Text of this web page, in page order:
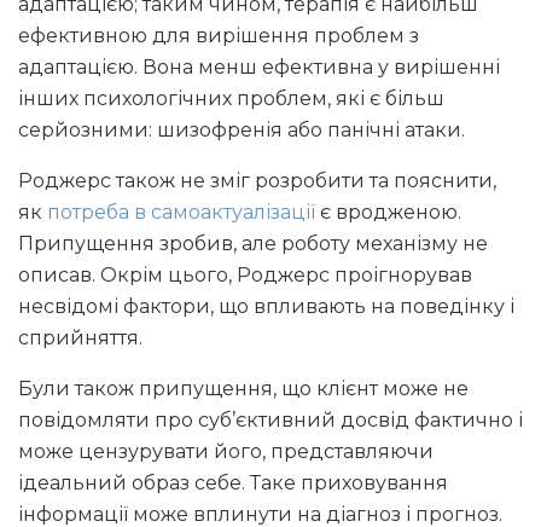
ефективною для вирішення проблем з
адаптацією. Вона менш ефективна у вирішенні
інших психологічних проблем, які є більш
серйозними: шизофренія або панічні атаки.
Роджерс також не зміг розробити та пояснити,
як потреба в самоактуалізації є вродженою.
Припущення зробив, але роботу механізму не
описав. Окрім цього, Роджерс проігнорував
несвідомі фактори, що впливають на поведінку і
сприйняття.
Були також припущення, що клієнт може не
повідомляти про суб’єктивний досвід фактично і
може цензурувати його, представляючи
ідеальний образ себе. Таке приховування
інформації може вплинути на діагноз і прогноз.